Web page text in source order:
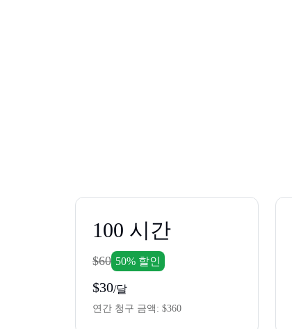
100 시간
$60 50% 할인
$30/달
연간 청구 금액: $360